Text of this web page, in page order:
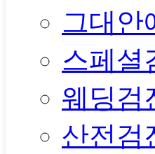
그대안
스페셜
웨딩검
산전검